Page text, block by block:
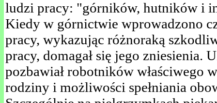
ludzi pracy: "górników, hutników i
Kiedy w górnictwie wprowadzono
pracy, wykazując różnoraką
pracy, domagał się jego zniesienia.
pozbawiał robotników właściwego
rodziny i możliwości spełniania